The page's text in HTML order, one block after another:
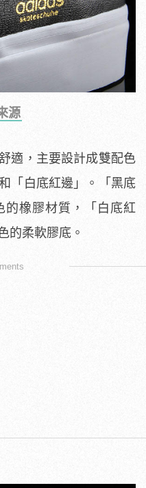
源
適，主要設計成雙配色
「白底紅邊」。「黑底
的橡膠材質，「白底紅
的柔軟膠底。